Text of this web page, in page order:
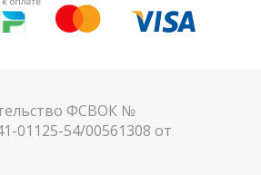
ФСВОК №
01125-54/00561308 от